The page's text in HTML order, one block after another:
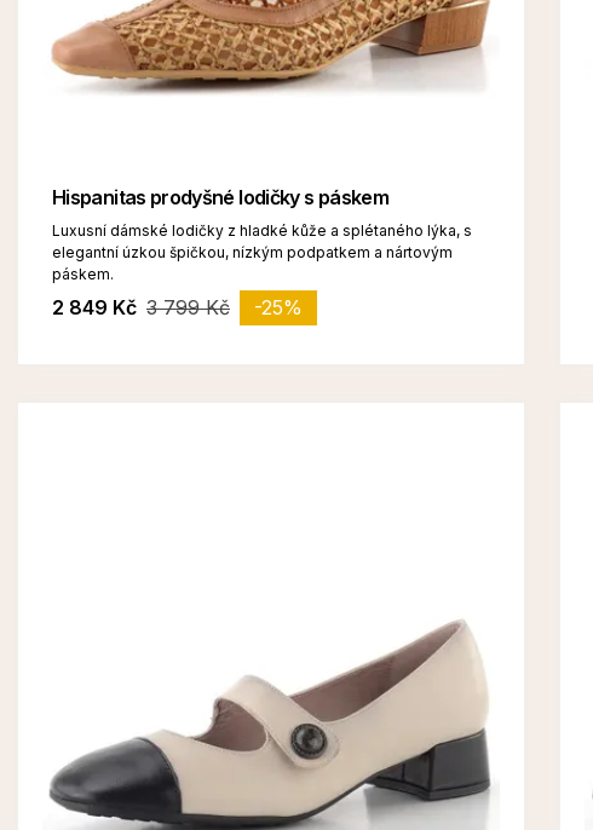
Hispanitas prodyšné lodičky s páskem
Luxusní dámské lodičky z hladké kůže a splétaného lýka, s
elegantní úzkou špičkou, nízkým podpatkem a nártovým
páskem.
2 849 Kč 3 799 Kč -25%